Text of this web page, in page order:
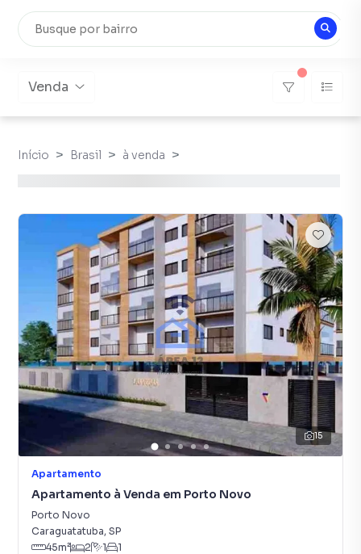
Venda
Início Brasil à venda
15
Apartamento
Apartamento à Venda em Porto Novo
Porto Novo
Caraguatatuba, SP
45m² 2 1 1